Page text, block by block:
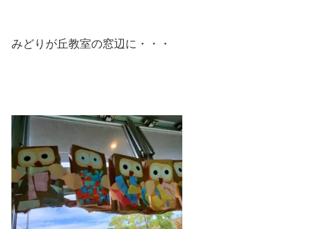
みどりが丘教室の窓辺に・・・